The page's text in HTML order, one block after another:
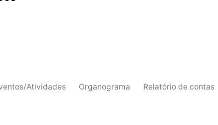
Atividades Organograma Relatório de contas